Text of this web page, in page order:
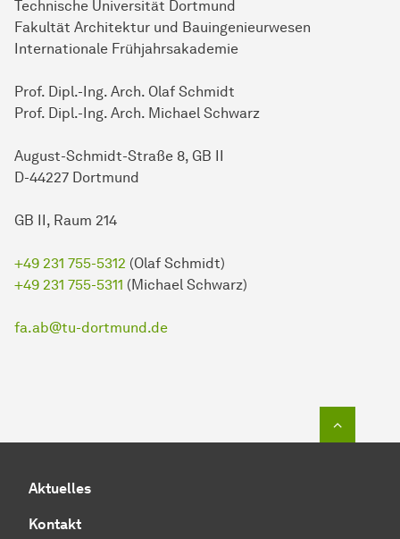
Technische Universität Dortmund
Fakultät Architektur und Bauingenieurwesen
Internationale Frühjahrsakademie
Prof. Dipl.-Ing. Arch. Olaf Schmidt
Prof. Dipl.-Ing. Arch. Michael Schwarz
August-Schmidt-Straße 8, GB II
D-44227 Dortmund
GB II, Raum 214
+49 231 755-5312 (Olaf Schmidt)
+49 231 755-5311 (Michael Schwarz)
fa.ab@tu-dortmund.de
Aktuelles
Kontakt